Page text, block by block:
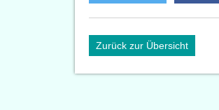
Zurück zur Übersicht